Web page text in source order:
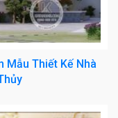
Mẫu Thiết Kế Nhà